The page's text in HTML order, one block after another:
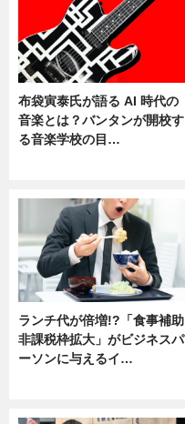
布袋寅泰氏が語る AI 時代の
音楽とは？バンタンが開校す
る音楽学校の目…
ランチ代が倍増!?「食事補助
非課税枠拡大」がビジネスパ
ーソンに与えるイ…